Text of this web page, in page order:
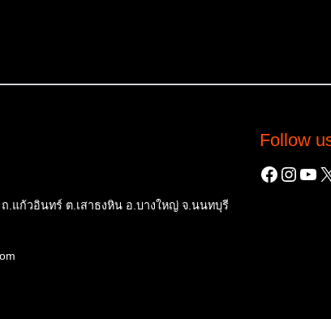
.แก้วอินทร์ ต.เสาธงหิน อ.บางใหญ่ จ.นนทบุรี
Follow
X